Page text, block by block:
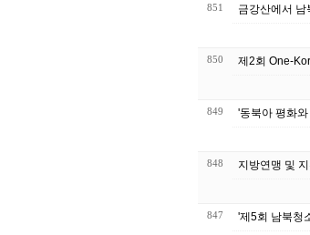
851 금강산에서
850 제2회 One-
849 '동북아 평화
848 지방연맹 및
847 '제5회 남북청